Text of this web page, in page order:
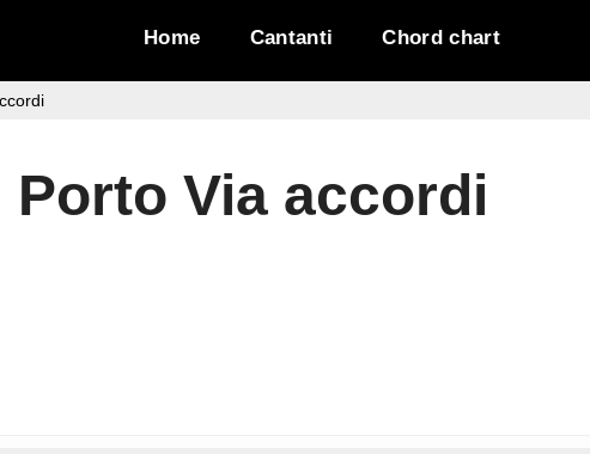
Home Cantanti Chord chart
Porto Via accordi